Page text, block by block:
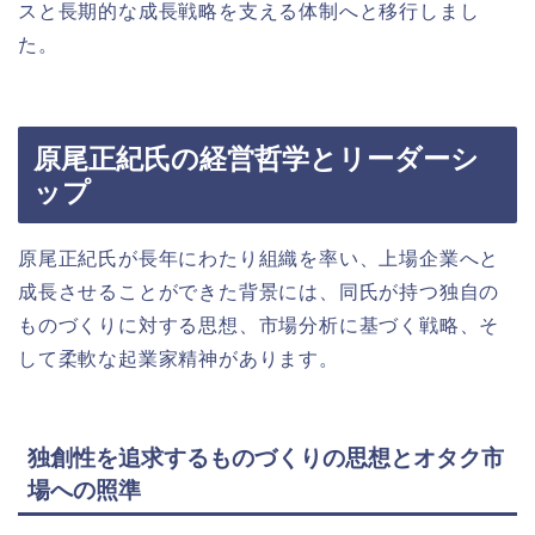
スと長期的な成長戦略を支える体制へと移行しまし
た。
原尾正紀氏の経営哲学とリーダーシ
ップ
原尾正紀氏が長年にわたり組織を率い、上場企業へと
成長させることができた背景には、同氏が持つ独自の
ものづくりに対する思想、市場分析に基づく戦略、そ
して柔軟な起業家精神があります。
独創性を追求するものづくりの思想とオタク市
場への照準